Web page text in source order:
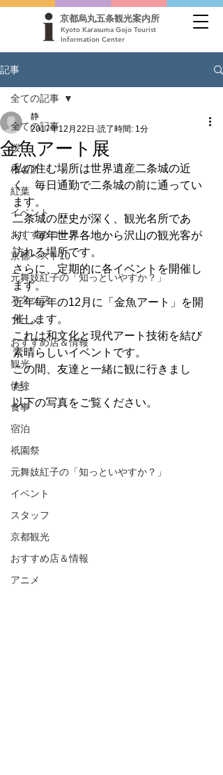
Kyoto Karasuma Gojo Tourist
Information Center
京都烏丸五条観光案内所
記事
全ての記事
桜
桜名所
紅葉
イベント
おすすめコース
京都ベスト10
元舞妓紅子の「知っといやすか？」
スタッフ
アニメ
おすすめ店＆情報
観光
体験
食事
宿泊
祇園祭
元舞妓紅子の「知っといやすか？」
イベント
スタッフ
京都観光
おすすめ店＆情報
アニメ
全ての記事
金魚アート展
静
2017年12月22日 読了時間: 1分
私の住む場所は世界遺産二条城の近
く、毎日通勤で二条城の前に通ってい
ます。
二条城の歴史が深く、観光名所であ
り、毎年世界各地から沢山の観光客が
訪れる場所です。
さらに、定期的に各イベントを開催し
ます。
近年毎年の12月に「金魚アート」を開
催します。
これは和文化と現代アート技術を結び
素晴らしいイベントです。
この間、友達と一緒に観に行きまし
た。
以下の写真をご覧ください。